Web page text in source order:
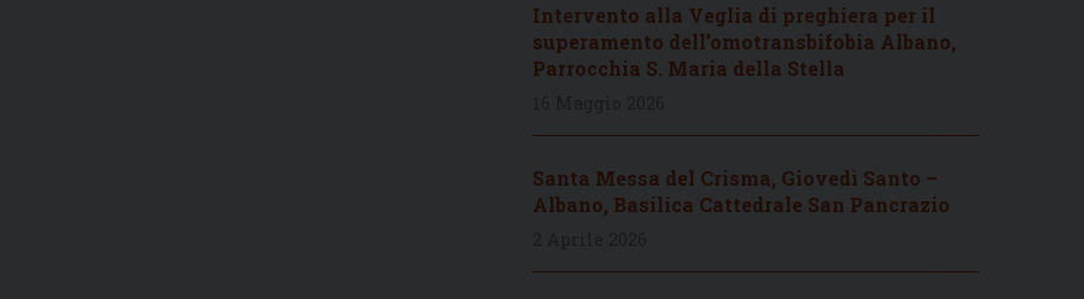
Intervento alla Veglia di preghiera per il
superamento dell’omotransbifobia Albano,
Parrocchia S. Maria della Stella
Santa Messa del Crisma, Giovedì Santo –
Albano, Basilica Cattedrale San Pancrazio